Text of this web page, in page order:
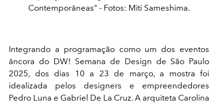
Contemporâneas" - Fotos: Miti Sameshima.
Integrando a programação como um dos eventos
âncora do DW! Semana de Design de São Paulo
2025, dos dias 10 a 23 de março, a mostra foi
idealizada pelos designers e empreendedores
Pedro Luna e Gabriel De La Cruz. A arquiteta Carolina